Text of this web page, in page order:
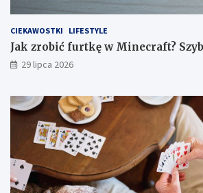
CIEKAWOSTKI LIFESTYLE
Jak zrobić furtkę w Minecraft?
29 lipca 2026